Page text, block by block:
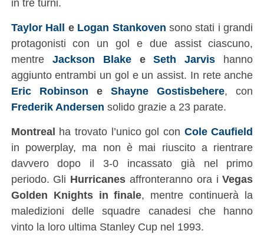
in tre turni.
Taylor Hall e Logan Stankoven sono stati i grandi
protagonisti con un gol e due assist ciascuno,
mentre Jackson BlakeeSeth Jarvis hanno
aggiunto entrambi un gol e un assist. In rete anche
Eric Robinson eShayne Gostisbehere, con
Frederik Andersen solido grazie a 23 parate.
Montreal ha trovato l’unico gol con Cole Caufield
in powerplay, ma non è mai riuscito a rientrare
davvero dopo il 3-0 incassato già nel primo
periodo. Gli Hurricanes affronteranno ora iVegas
Golden Knights in finale, mentre continuerà la
maledizioni delle squadre canadesi che hanno
vinto la loro ultima Stanley Cup nel 1993.